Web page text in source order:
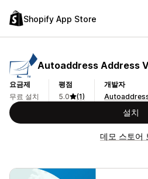
Shopify App Store
Autoaddress Address
요금제
무료 설치
평점
5.0
(1)
개발자
설치
데모 스토어